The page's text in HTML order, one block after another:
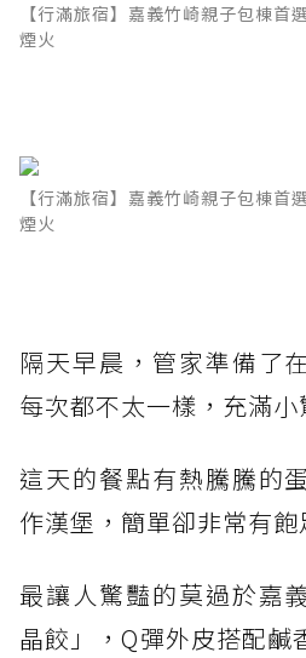
【行滿旅宿】嘉義竹崎親子包棟首
煙火
【行滿旅宿】嘉義竹崎親子包棟首
煙火
隔天早晨，管家準備了
每次都不太一樣，充滿小
這天的餐點有熱騰騰的
作漢堡，簡單卻非常有飽
最讓人驚豔的莫過於嘉
晶餃」，Q彈外皮搭配鹹